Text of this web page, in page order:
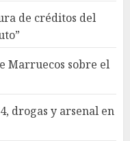
de créditos del
Marruecos sobre el
drogas y arsenal en
se presenta
The Sacrifice Tour’